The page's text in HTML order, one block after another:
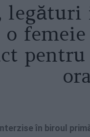
legături
în biroul